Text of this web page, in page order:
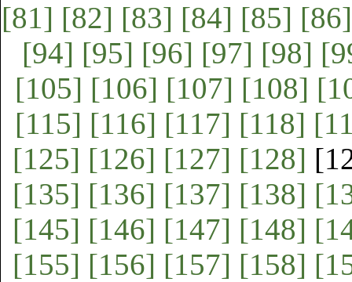
[81] [82] [83] [84] [85] [86]
[94] [95] [96] [97] [98]
[105] [106] [107] [108]
[115] [116] [117] [118]
[125] [126] [127] [128]
[135] [136] [137] [138]
[145] [146] [147] [148]
[155] [156] [157] [158]